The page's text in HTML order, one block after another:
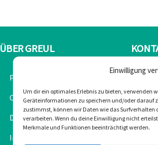
Einwilligung
Um dir ein optimales Erlebnis zu bieten, verwenden
Geräteinformationen zu speichern und/oder darauf
zustimmst, können wir Daten wie das Surfverhalten
verarbeiten. Wenn du deine Einwilligung nicht
Merkmale und Funktionen beeinträchtigt werden.
ÜBER GREUL
Partner
Chronik
Datenschutzerklärung
Impressum
Tel: